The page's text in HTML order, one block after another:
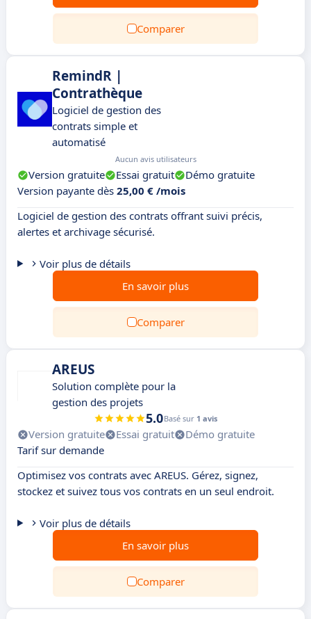
Comparer
RemindR |
Contrathèque
Logiciel de gestion des
contrats simple et
automatisé
Aucun avis utilisateurs
Version gratuite Essai gratuit
Démo gratuite
Version payante dès 25,00 € /mois
Logiciel de gestion des contrats offrant suivi précis,
alertes et archivage sécurisé.
Voir plus de détails
En savoir plus
Comparer
AREUS
Solution complète pour la
gestion des projets
5.0Basé sur 1 avis
Version gratuite Essai gratuit
Démo gratuite
Tarif sur demande
Optimisez vos contrats avec AREUS. Gérez, signez,
stockez et suivez tous vos contrats en un seul endroit.
Voir plus de détails
En savoir plus
Comparer